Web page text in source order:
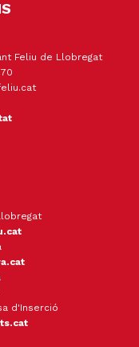
Feliu de Llobregat
d'Inserció